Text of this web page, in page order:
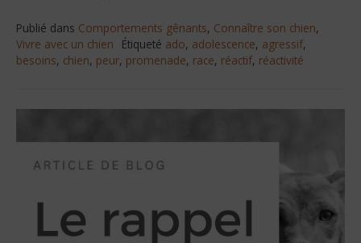
Publié dans Comportements gênants, Connaître son chien,
Vivre avec un chien
Étiqueté ado, adolescence, agressif,
besoins, chien, peur, promenade, race, réactif, réactivité